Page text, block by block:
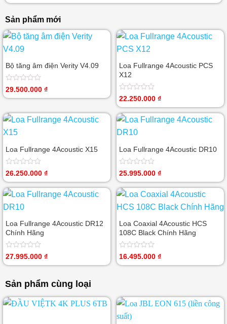
Sản phẩm mới
Bộ tăng âm điện Verity V4.09
Được
5
sao
29.500.000 ₫
Loa Fullrange 4Acoustic PCS
X12
Được
hạng
0
sao
22.250.000 ₫
Loa Fullrange 4Acoustic X15
Được
hạng
0
sao
26.250.000 ₫
Loa Fullrange 4Acoustic DR10
Được
hạng
0
sao
25.995.000 ₫
Loa Fullrange 4Acoustic DR12
Chính Hãng
Được
5
27.995.000 ₫
Loa Coaxial 4Acoustic HCS
108C Black Chính Hãng
Được
16.495.000 ₫
Sản phẩm cùng loại